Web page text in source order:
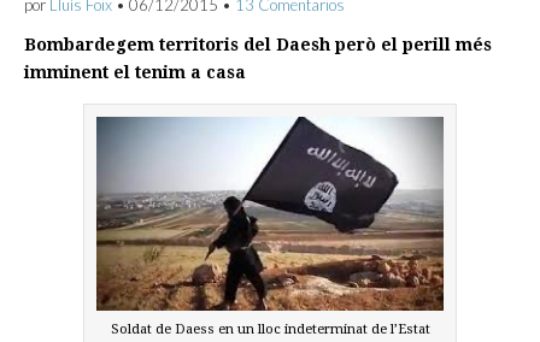
por Lluís Foix • 06/12/2015 • 13 Comentarios
Bombardegem territoris del Daesh però el perill més
imminent el tenim a casa
Soldat de Daess en un lloc indeterminat de l’Estat